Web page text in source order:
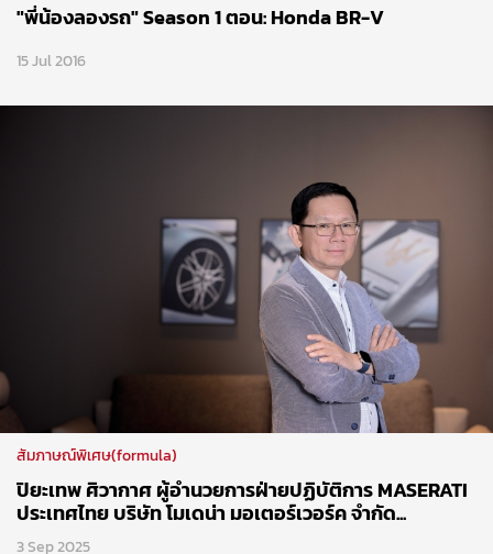
"พี่น้องลองรถ" Season 1 ตอน: Honda BR-V
15 Jul 2016
สัมภาษณ์พิเศษ(formula)
ปิยะเทพ ศิวากาศ ผู้อำนวยการฝ่ายปฏิบัติการ MASERATI
ประเทศไทย บริษัท โมเดน่า มอเตอร์เวอร์ค จำกัด...
3 Sep 2025